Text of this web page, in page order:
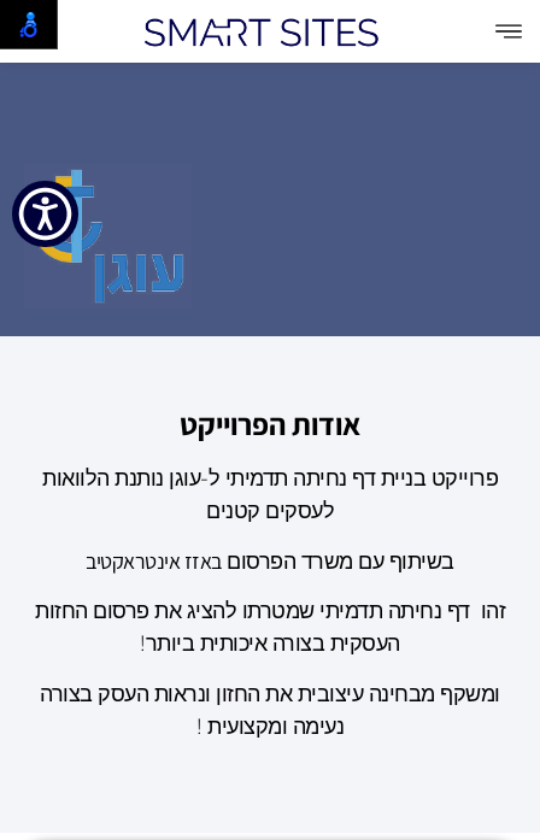
אודות הפרוייקט
פרוייקט בניית דף נחיתה תדמיתי ל-עוגן נותנת הלוואות
לעסקים קטנים
בשיתוף עם משרד הפרסוםבאזז אינטראקטיב
זהו דף נחיתה תדמיתי שמטרתו להציג את פרסום החזות
העסקית בצורה איכותית ביותר!
ומשקף מבחינה עיצובית את החזון ונראות העסק בצורה
נעימה ומקצועית !